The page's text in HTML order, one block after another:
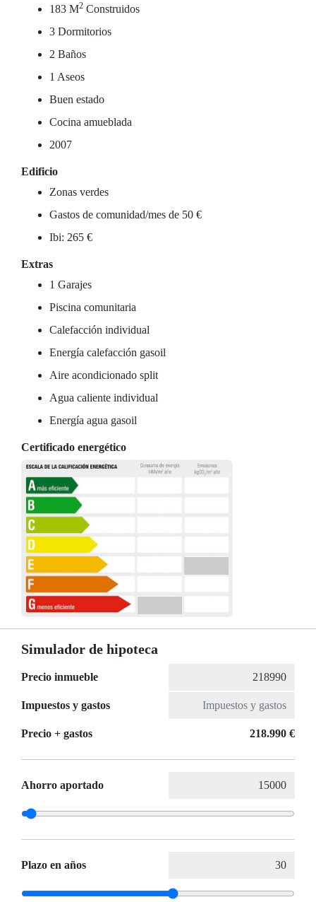
183 M2 Construidos
3 Dormitorios
2 Baños
1 Aseos
Buen estado
Cocina amueblada
2007
Edificio
Zonas verdes
Gastos de comunidad/mes de 50 €
Ibi: 265 €
Extras
1 Garajes
Piscina comunitaria
Calefacción individual
Energía calefacción gasoil
Aire acondicionado split
Agua caliente individual
Energía agua gasoil
Certificado energético
Simulador de hipoteca
Precio inmueble
Impuestos y gastos
Precio + gastos 218.990 €
Ahorro aportado
Plazo en años